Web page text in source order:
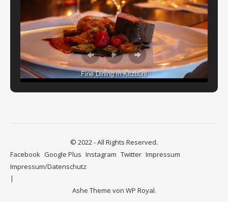
Fine Dining in Kitzbühl
© 2022 - All Rights Reserved.
Facebook Google Plus Instagram Twitter Impressum
Impressum/Datenschutz
Ashe Theme von WP Royal.